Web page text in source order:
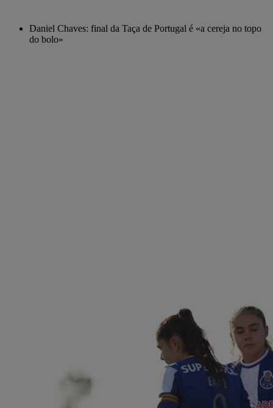
Daniel Chaves: final da Taça de Portugal é «a cereja no topo
do bolo»